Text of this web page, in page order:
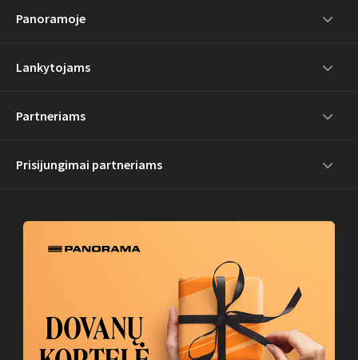
Panoramoje
Lankytojams
Partneriams
Prisijungimai partneriams